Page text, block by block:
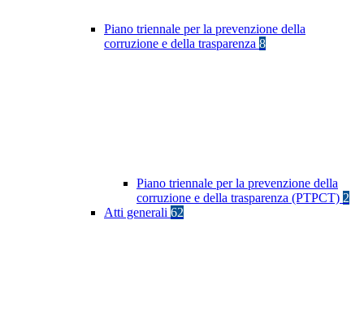
Piano triennale per la prevenzione della
corruzione e della trasparenza 8
Piano triennale per la prevenzione della
corruzione e della trasparenza (PTPCT) 2
Atti generali 62